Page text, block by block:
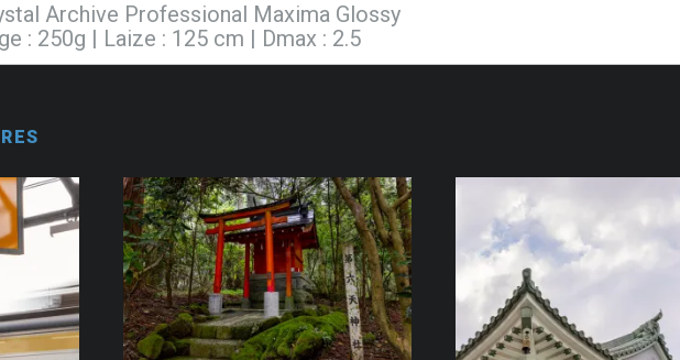
Archive Professional Maxima Glossy
: 250g | Laize : 125 cm | Dmax : 2.5